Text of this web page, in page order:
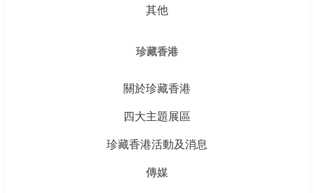
其他
珍藏香港
關於珍藏香港
四大主題展區
珍藏香港活動及消息
傳媒